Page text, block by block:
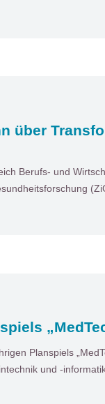
über
Berufs- und
Planspiels
und